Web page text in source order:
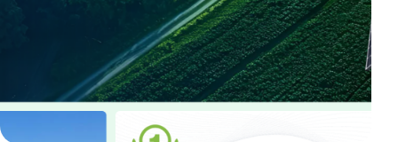
Folosim cookie-uri necesare, analytics si marketing.
Alege preferintele tale dinsetari cookies.
Respinge
Personalizeaza Accepta toate